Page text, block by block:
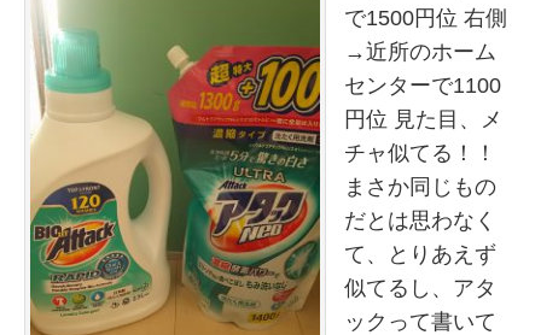
で1500円位 右側
→近所のホーム
センターで1100
円位 見た目、メ
チャ似てる！！
まさか同じもの
だとは思わなく
て、とりあえず
似てるし、アタ
ックって書いて